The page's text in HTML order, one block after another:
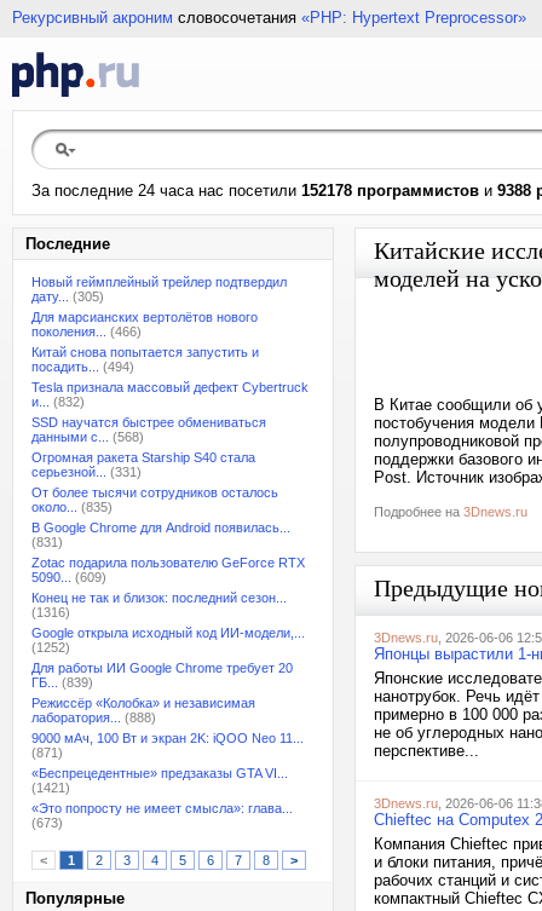
Рекурсивный акроним словосочетания «PHP: Hypertext Preprocessor»
За последние 24 часа нас посетили 152178 программистов и 9388
Последние
Новый геймплейный трейлер подтвердил
дату...
(305)
Для марсианских вертолётов нового
поколения...
(466)
Китай снова попытается запустить и
посадить...
(494)
Tesla признала массовый дефект Cybertruck
и...
(832)
SSD научатся быстрее обмениваться
данными с...
(568)
Огромная ракета Starship S40 стала
серьезной...
(331)
От более тысячи сотрудников осталось
около...
(835)
В Google Chrome для Android появилась...
(831)
Zotac подарила пользователю GeForce RTX
5090...
(609)
Конец не так и близок: последний сезон...
(1316)
Google открыла исходный код ИИ-модели,...
(1252)
Для работы ИИ Google Chrome требует 20
ГБ...
(839)
Режиссёр «Колобка» и независимая
лаборатория...
(888)
9000 мАч, 100 Вт и экран 2K: iQOO Neo 11...
(871)
«Беспрецедентные» предзаказы GTA VI...
(1421)
«Это попросту не имеет смысла»: глава...
(673)
< 1 2 3 4 5 6 7 8 >
Популярные
Китайские
моделей на
В Китае сообщили об
постобучения модели
полупроводниковой
поддержки базового
Post. Источник
Подробнее на 3Dnews.ru
Предыдущие
3Dnews.ru , 2026-06-06
Японцы вырастили 1-
Японские
нанотрубок. Речь
примерно в 100 000
не об углеродных
перспективе...
3Dnews.ru , 2026-06-06
Chieftec на Computex
Компания Chieftec
и блоки питания,
рабочих станций и
компактный Chieftec